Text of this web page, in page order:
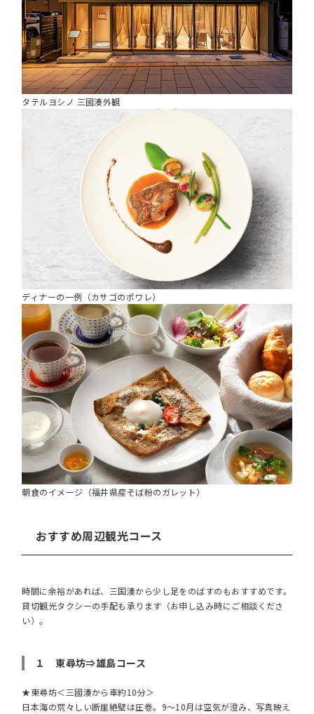
タテルヨシノ 三國湊外観
ディナーの一例（カサゴのポワレ）
朝食のイメージ（福井県産そば粉のガレット）
おすすめ周辺観光コース
時間に余裕があれば、三国湊から少し足をのばすのもおすすめです。
貸切観光タクシーの手配も承ります（お申し込み時にご相談くださ
い）。
１ 東尋坊⇒雄島コース
★東尋坊＜三國湊から車約10分＞
日本海の荒々しい断崖絶壁は圧巻。9～10月は空気が澄み、写真映え